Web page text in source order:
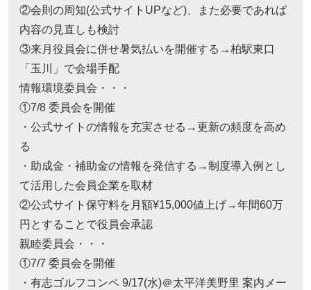
②会則の周知(公式サイトUPなど)、また必要であれば
内容の見直しも検討
③来月役員会に併せ暑気払いを開催する→柏駅東口
「玉川」で会場手配
情報環境委員会・・・
①7/8 委員会を開催
・公式サイトの情報を充実させる→更新の頻度を高め
る
・助成金・補助金の情報を発信する→制度導入例とし
て活用した会員企業を取材
②公式サイト保守料を月額¥15,000値上げ→年間60万
円とすることで役員会承認
親睦委員会・・・
①7/7 委員会を開催
・有志ゴルフコンペ 9/17(水)＠太平洋美野里 案内メー